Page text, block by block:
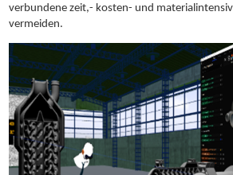
verbundene zeit,- kosten- und
vermeiden.